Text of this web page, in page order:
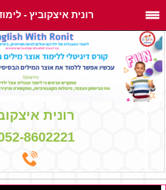
רונית איצקוביץ -
רונית
8602221